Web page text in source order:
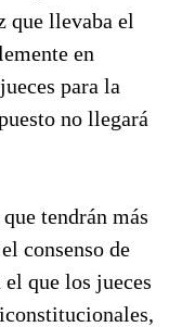
que llevaba el
en
para la
no llegará
tendrán más
consenso de
que los jueces